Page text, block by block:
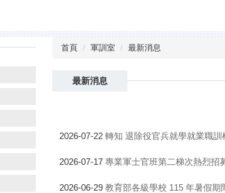
首頁 軍訓室 最新消息
最新消息
2026-07-22 轉知 退除役官兵就學就業職訓
2026-07-17 專業軍士官班第二梯次熱烈招
2026-06-29 教育部各級學校 115 年暑假期